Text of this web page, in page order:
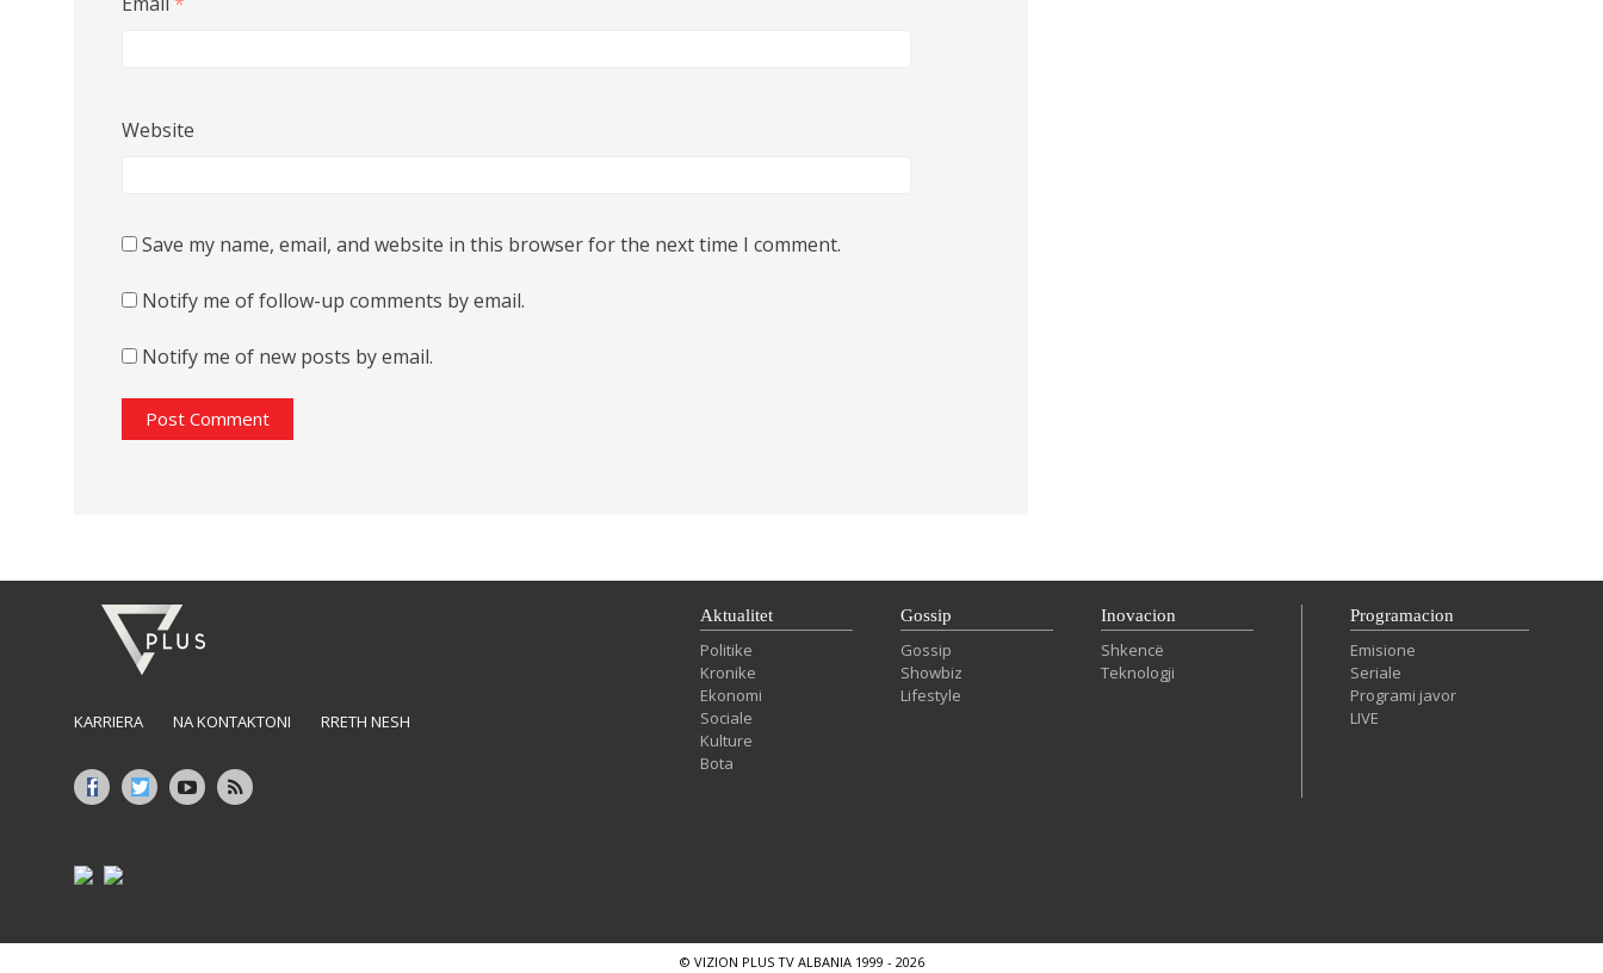
Website
Save my name, email, and website in this browser for the next time I comment.
Notify me of follow-up comments by email.
Notify me of new posts by email.
KARRIERA NA KONTAKTONI RRETH NESH
Aktualitet
Politike
Kronike
Ekonomi
Sociale
Kulture
Bota
Gossip
Gossip
Showbiz
Lifestyle
Inovacion
Shkencë
Teknologji
Programacion
Emisione
Seriale
Programi javor
LIVE
© VIZION PLUS TV ALBANIA 1999 - 2026